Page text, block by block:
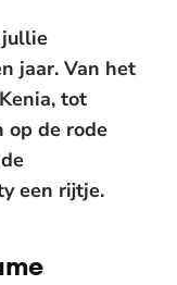
jullie
jaar. Van het
tot
op de rode
een rijtje.